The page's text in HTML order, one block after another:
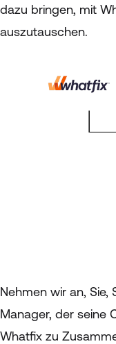
dazu bringen, mit
auszutauschen.
Nehmen wir an, Sie,
Manager, der seine
Whatfix zu